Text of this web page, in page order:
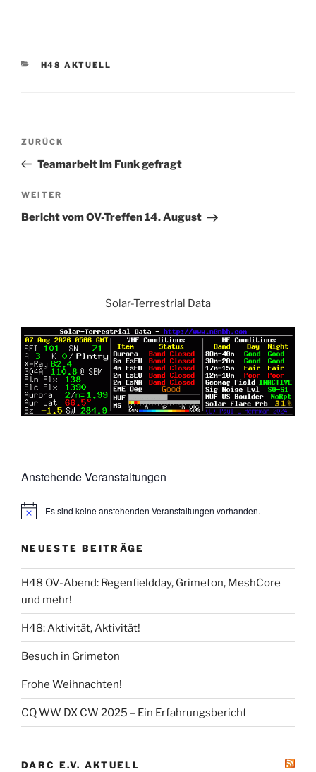
KATEGORIEN
H48 AKTUELL
Beitrags-
Vorheriger
Beitrag
ZURÜCK
Teamarbeit im Funk gefragt
Nächster
Beitrag
WEITER
Bericht vom OV-Treffen 14. August
Solar-Terrestrial Data
Anstehende Veranstaltungen
Es sind keine anstehenden Veranstaltungen vorhanden.
NEUESTE BEITRÄGE
H48 OV-Abend: Regenfieldday, Grimeton, MeshCore
und mehr!
H48: Aktivität, Aktivität!
Besuch in Grimeton
Frohe Weihnachten!
CQ WW DX CW 2025 – Ein Erfahrungsbericht
DARC E.V. AKTUELL